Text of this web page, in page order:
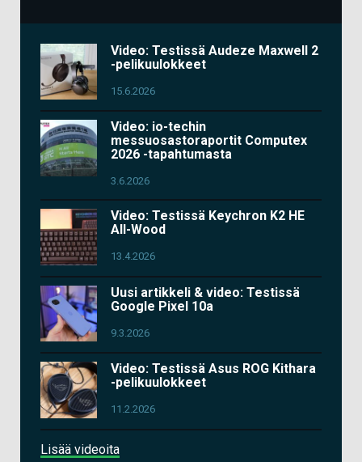
Video: Testissä Audeze Maxwell 2
-pelikuulokkeet
15.6.2026
Video: io-techin
messuosastoraportit Computex
2026 -tapahtumasta
3.6.2026
Video: Testissä Keychron K2 HE
All-Wood
13.4.2026
Uusi artikkeli & video: Testissä
Google Pixel 10a
9.3.2026
Video: Testissä Asus ROG Kithara
-pelikuulokkeet
11.2.2026
Lisää videoita